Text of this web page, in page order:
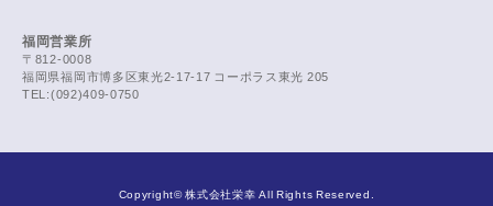
福岡営業所
〒812-0008
福岡県福岡市博多区東光2-17-17 コーポラス東光 205
TEL:(092)409-0750
Copyright© 株式会社栄幸 All Rights Reserved.